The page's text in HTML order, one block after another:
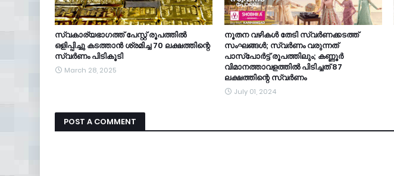
സ്വകാര്യഭാഗത്ത് പേസ്റ്റ് രൂപത്തില്‍
ഒളിപ്പിച്ചു കടത്താന്‍ ശ്രമിച്ച 70 ലക്ഷത്തിന്റെ
സ്വര്‍ണം പിടികൂടി
March 28, 2025
നൂതന വഴികൾ തേടി സ്വർണക്കടത്ത്
സംഘങ്ങൾ; സ്വർണം വരുന്നത്
പാസ്പോർട്ട് രൂപത്തിലും; കണ്ണൂർ
വിമാനത്താവളത്തിൽ പിടിച്ചത് 87
ലക്ഷത്തിന്റെ സ്വർണം
July 01, 2024
POST A COMMENT